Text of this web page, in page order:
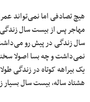
هیچ تصادفی اما نمی‌تواند
مهاجر پس از بیست سال
سال زندگی در پیش رو
نمی‌داشت و چه بسا اصولا
یک بیراهه کوتاه در زندگی
هشتاد ساله، بیست سال